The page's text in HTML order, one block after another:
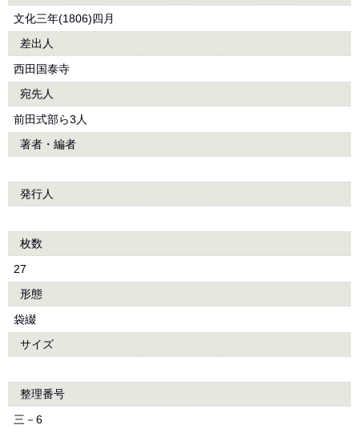
文化三年(1806)四月
差出人
西田国泰寺
宛先人
前田式部ら3人
著者・編者
発行人
枚数
27
形態
袋綴
サイズ
整理番号
三－6